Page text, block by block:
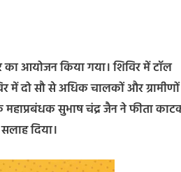
का आयोजन किया गया। शिविर में टॉल
में दो सौ से अधिक चालकों और
सुभाष चंद्र जैन ने फीता
दिया।